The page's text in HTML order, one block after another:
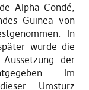
Alpha Condé,
Guinea von
In
wurde die
der
Im
Umsturz